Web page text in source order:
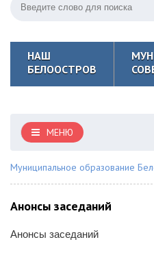
НАШ
БЕЛООСТРОВ
МЕНЮ
Муниципальное образование
Анонсы заседаний
Анонсы заседаний